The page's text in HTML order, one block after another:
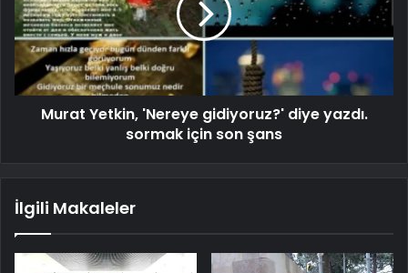
Murat Yetkin, 'Nereye gidiyoruz?' diye yazdı.
sormak için son şans
İlgili Makaleler